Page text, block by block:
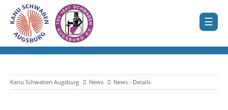
Kanu Schwaben Augsburg News News - Details